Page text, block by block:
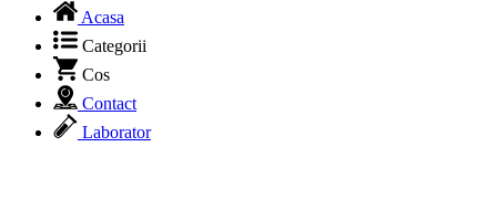
Acasa
Categorii
Cos
Contact
Laborator